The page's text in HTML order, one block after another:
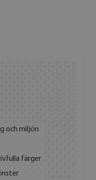
och miljön
färger